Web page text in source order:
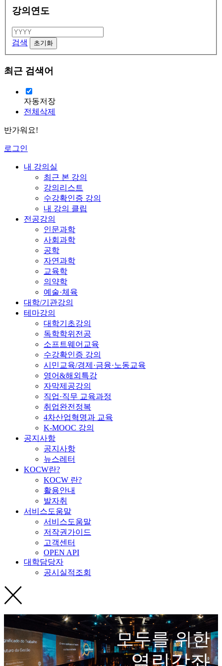
강의연도
검색
최근 검색어
자동저장
전체삭제
반가워요!
로그인
내 강의실
최근 본 강의
강의리스트
수강확인증 강의
내 강의 클립
전공강의
인문과학
사회과학
공학
자연과학
교육학
의약학
예술·체육
대학/기관강의
테마강의
대학기초강의
독학학위전공
소프트웨어교육
수강확인증 강의
시민교육/경제·금융·노동교육
영어&해외특강
자막제공강의
직업·직무 교육과정
취업완전정복
4차산업혁명과 교육
K-MOOC 강의
공지사항
공지사항
뉴스레터
KOCW란?
KOCW 란?
활용안내
발자취
서비스도움말
서비스도움말
저작권가이드
고객센터
OPEN API
대학담당자
공시실적조회
모두를 위한